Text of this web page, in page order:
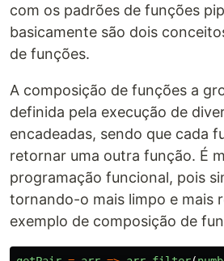
com os padrões de funções
basicamente são dois
de funções.
A composição de funções a
definida pela execução de
encadeadas, sendo que cada
retornar uma outra função. É
programação funcional, pois
tornando-o mais limpo e mais
exemplo de composição de